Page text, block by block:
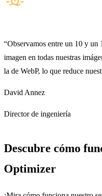
“Observamos entre un 10 y un
imagen en todas nuestras
la de WebP, lo que reduce
David Annez
Director de ingeniería
Descubre cómo
Optimizer